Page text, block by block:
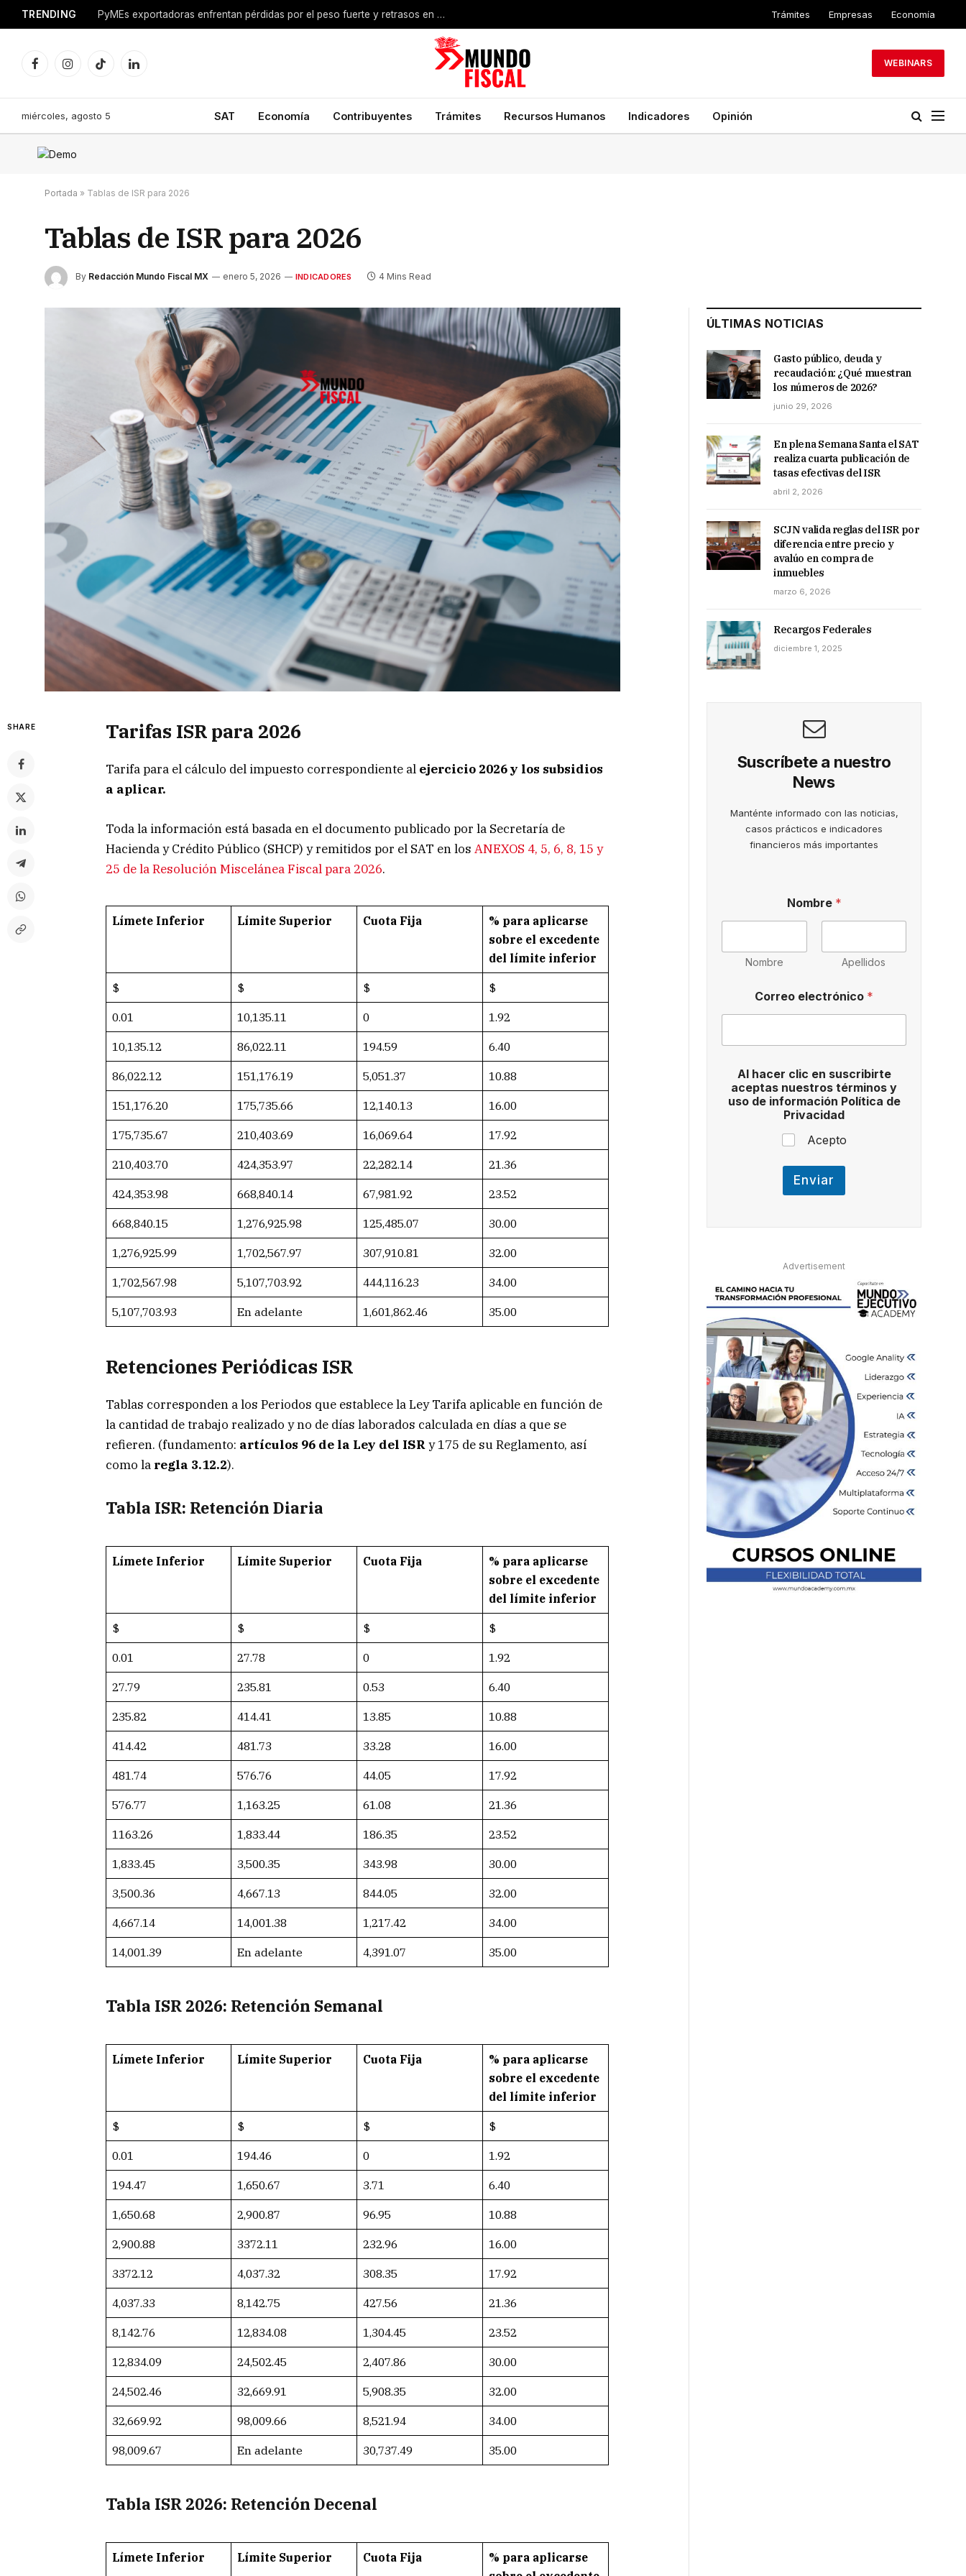
TRENDING PyMEs exportadoras enfrentan pérdidas por el peso fuerte y retrasos en pagos en dólares Trámites Empresas Economía
FacebookInstagramTikTokLinkedIn
WEBINARS
miércoles, agosto 5 SAT Economía Contribuyentes Trámites Recursos Humanos Indicadores Opinión
Portada » Tablas de ISR para 2026
Tablas de ISR para 2026
By Redacción Mundo Fiscal MX enero 5, 2026 INDICADORES 4 Mins Read
SHARE Tarifas ISR para 2026
Tarifa para el cálculo del impuesto correspondiente al ejercicio 2026 y los subsidios
a aplicar.
Toda la información está basada en el documento publicado por la Secretaría de
Hacienda y Crédito Público (SHCP) y remitidos por el SAT en los ANEXOS 4, 5, 6, 8, 15 y
25 de la Resolución Miscelánea Fiscal para 2026.
Límete Inferior Límite Superior Cuota Fija
% para aplicarse
sobre el excedente
del límite inferior
$ $ $ $
0.01 10,135.11 0 1.92
10,135.12 86,022.11 194.59 6.40
86,022.12 151,176.19 5,051.37 10.88
151,176.20 175,735.66 12,140.13 16.00
175,735.67 210,403.69 16,069.64 17.92
210,403.70 424,353.97 22,282.14 21.36
424,353.98 668,840.14 67,981.92 23.52
668,840.15 1,276,925.98 125,485.07 30.00
1,276,925.99 1,702,567.97 307,910.81 32.00
1,702,567.98 5,107,703.92 444,116.23 34.00
5,107,703.93 En adelante 1,601,862.46 35.00
Retenciones Periódicas ISR
Tablas corresponden a los Periodos que establece la Ley Tarifa aplicable en función de
la cantidad de trabajo realizado y no de días laborados calculada en días a que se
refieren. (fundamento: artículos 96 de la Ley del ISRy 175 de su Reglamento, así
como la regla 3.12.2).
Tabla ISR: Retención Diaria
Límete Inferior Límite Superior Cuota Fija
% para aplicarse
sobre el excedente
del límite inferior
$ $ $ $
0.01 27.78 0 1.92
27.79 235.81 0.53 6.40
235.82 414.41 13.85 10.88
414.42 481.73 33.28 16.00
481.74 576.76 44.05 17.92
576.77 1,163.25 61.08 21.36
1163.26 1,833.44 186.35 23.52
1,833.45 3,500.35 343.98 30.00
3,500.36 4,667.13 844.05 32.00
4,667.14 14,001.38 1,217.42 34.00
14,001.39 En adelante 4,391.07 35.00
Tabla ISR 2026: Retención Semanal
Límete Inferior Límite Superior Cuota Fija
% para aplicarse
sobre el excedente
del límite inferior
$ $ $ $
0.01 194.46 0 1.92
194.47 1,650.67 3.71 6.40
1,650.68 2,900.87 96.95 10.88
2,900.88 3372.11 232.96 16.00
3372.12 4,037.32 308.35 17.92
4,037.33 8,142.75 427.56 21.36
8,142.76 12,834.08 1,304.45 23.52
12,834.09 24,502.45 2,407.86 30.00
24,502.46 32,669.91 5,908.35 32.00
32,669.92 98,009.66 8,521.94 34.00
98,009.67 En adelante 30,737.49 35.00
Tabla ISR 2026: Retención Decenal
Límete Inferior Límite Superior Cuota Fija
% para aplicarse
ÚLTIMAS NOTICIAS
Gasto público, deuda y
recaudación: ¿Qué muestran
los números de 2026?
junio 29, 2026
En plena Semana Santa el SAT
realiza cuarta publicación de
tasas efectivas del ISR
abril 2, 2026
SCJN valida reglas del ISR por
diferencia entre precio y
avalúo en compra de
inmuebles
marzo 6, 2026
Recargos Federales
diciembre 1, 2025
Suscríbete a nuestro
News
Manténte informado con las noticias,
casos prácticos e indicadores
financieros más importantes
Nombre *
Nombre Apellidos
Correo electrónico *
c
l
i
c
Al hacer clic en suscribirte
aceptas nuestros términos y
uso de información Política de
Privacidad
Acepto
Enviar
Advertisement